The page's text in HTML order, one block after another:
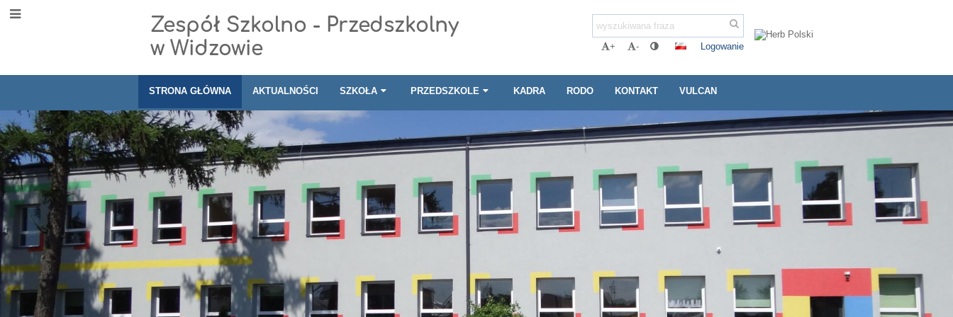
Zespół Szkolno - Przedszkolny
w Widzowie
+ - Logowanie
STRONA GŁÓWNA AKTUALNOŚCI SZKOŁA PRZEDSZKOLE KADRA RODO KONTAKT VULCAN
Strona
główna